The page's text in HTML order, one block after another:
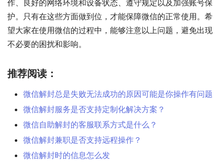
作、良好的网络环境和设备状态、遵守规定以及加强账号保
护。只有在这些方面做到位，才能保障微信的正常使用。希
望大家在使用微信的过程中，能够注意以上问题，避免出现
不必要的困扰和影响。
推荐阅读：
微信解封总是失败无法成功的原因可能是你操作有问题
微信解封服务是否支持定制化解决方案？
微信自助解封的客服联系方式是什么？
微信解封兼职是否支持远程操作？
微信解封时的信息怎么发